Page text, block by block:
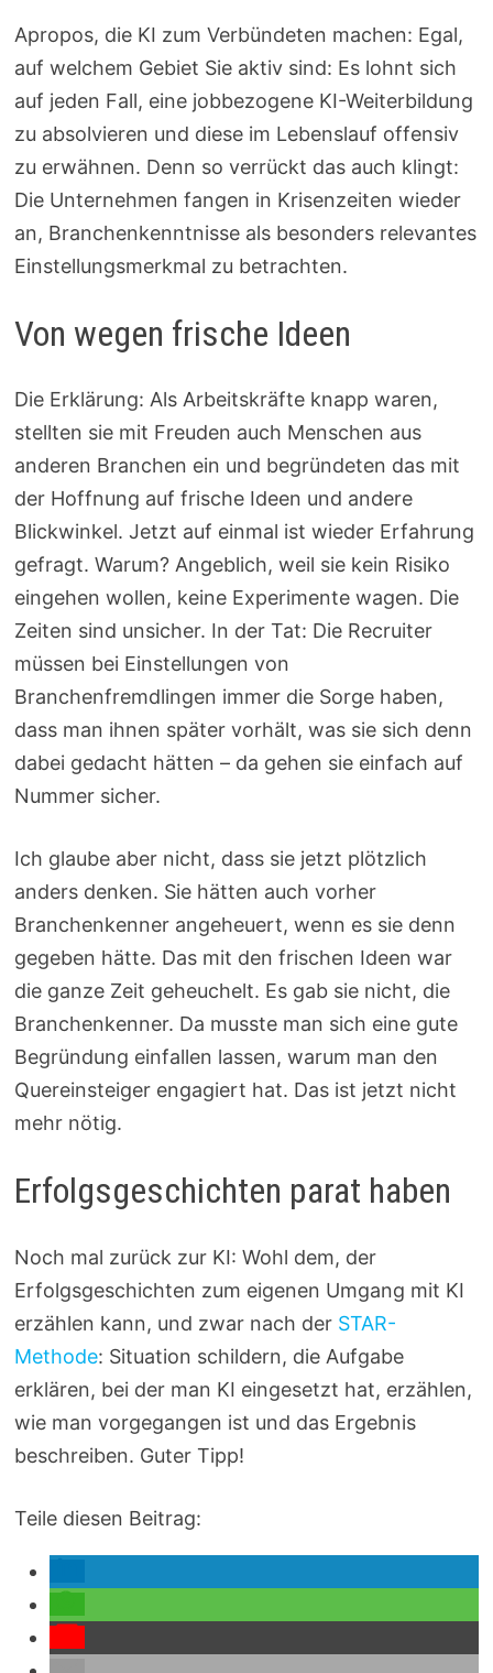
Apropos, die KI zum Verbündeten machen: Egal,
auf welchem Gebiet Sie aktiv sind: Es lohnt sich
auf jeden Fall, eine jobbezogene KI-Weiterbildung
zu absolvieren und diese im Lebenslauf offensiv
zu erwähnen. Denn so verrückt das auch klingt:
Die Unternehmen fangen in Krisenzeiten wieder
an, Branchenkenntnisse als besonders relevantes
Einstellungsmerkmal zu betrachten.
Von wegen frische Ideen
Die Erklärung: Als Arbeitskräfte knapp waren,
stellten sie mit Freuden auch Menschen aus
anderen Branchen ein und begründeten das mit
der Hoffnung auf frische Ideen und andere
Blickwinkel. Jetzt auf einmal ist wieder Erfahrung
gefragt. Warum? Angeblich, weil sie kein Risiko
eingehen wollen, keine Experimente wagen. Die
Zeiten sind unsicher. In der Tat: Die Recruiter
müssen bei Einstellungen von
Branchenfremdlingen immer die Sorge haben,
dass man ihnen später vorhält, was sie sich denn
dabei gedacht hätten – da gehen sie einfach auf
Nummer sicher.
Ich glaube aber nicht, dass sie jetzt plötzlich
anders denken. Sie hätten auch vorher
Branchenkenner angeheuert, wenn es sie denn
gegeben hätte. Das mit den frischen Ideen war
die ganze Zeit geheuchelt. Es gab sie nicht, die
Branchenkenner. Da musste man sich eine gute
Begründung einfallen lassen, warum man den
Quereinsteiger engagiert hat. Das ist jetzt nicht
mehr nötig.
Erfolgsgeschichten parat haben
Noch mal zurück zur KI: Wohl dem, der
Erfolgsgeschichten zum eigenen Umgang mit KI
erzählen kann, und zwar nach der STAR-
Methode: Situation schildern, die Aufgabe
erklären, bei der man KI eingesetzt hat, erzählen,
wie man vorgegangen ist und das Ergebnis
beschreiben. Guter Tipp!
Teile diesen Beitrag: